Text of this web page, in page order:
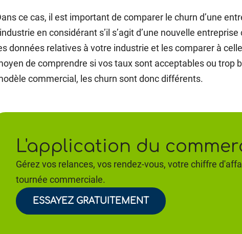
ce cas, il est important de comparer le churn d’une
en considérant s’il s’agit d’une nouvelle
données relatives à votre industrie et les comparer à
de comprendre si vos taux sont acceptables ou trop
commercial, les churn sont donc différents.
L'application du
Gérez vos relances, vos rendez-vous, votre chiffre
tournée commerciale.
ESSAYEZ GRATUITEMENT